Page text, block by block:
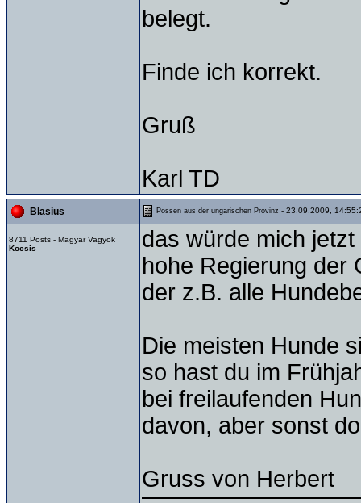
belegt.
Finde ich korrekt.
Gruß
Karl TD
Blasius Possen aus der ungarischen Provinz - 23.09.2009,
8711 Posts - Magyar Vagyok
Kocsis
das würde mich
hohe Regierung der
der z.B. alle
Die meisten Hunde
so hast du im
bei freilaufenden
davon, aber sonst
Gruss von Herbert